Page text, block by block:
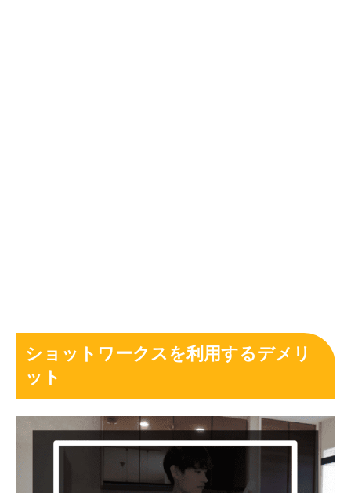
ショットワークスを利用するデメリ
ット